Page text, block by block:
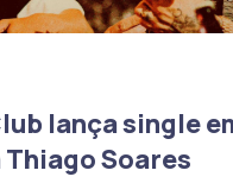
lança single
Soares